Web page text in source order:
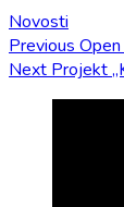
Novosti
objava
Previous
post:
Next Next
Projekt